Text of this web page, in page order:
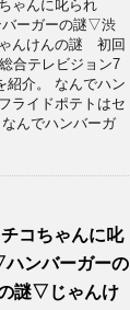
ゃんに叱られ
ーガーの謎▽渋
んけんの謎 初回
合テレビジョン7
紹介。 なんでハン
ライドポテトはセ
んでハンバーガ
コちゃんに叱
ンバーガーの
謎▽じゃんけ